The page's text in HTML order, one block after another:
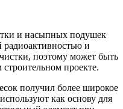
и насыпных подушек
радиоактивностью и
поэтому может быть
проекте.
получил более широкое
как основу для